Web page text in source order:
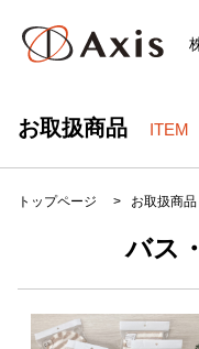
お取扱商品 ITEM
トップページ > お取扱商品
バス